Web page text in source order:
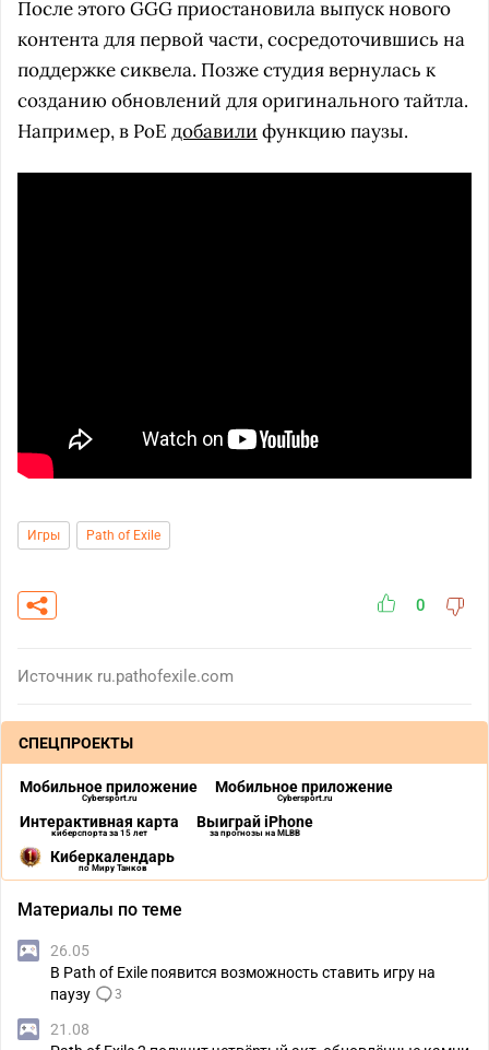
После этого GGG приостановила выпуск нового
контента для первой части, сосредоточившись на
поддержке сиквела. Позже студия вернулась к
созданию обновлений для оригинального тайтла.
Например, в PoE добавили функцию паузы.
Игры Path of Exile
0
Источник ru.pathofexile.com
СПЕЦПРОЕКТЫ
Мобильное приложение
Cybersport.ru
Мобильное приложение
Cybersport.ru
Интерактивная карта
киберспорта за 15 лет
Выиграй iPhone
за прогнозы на MLBB
Киберкалендарь
по Миру Танков
Материалы по теме
26.05
В Path of Exile появится возможность ставить игру на
паузу
3
21.08